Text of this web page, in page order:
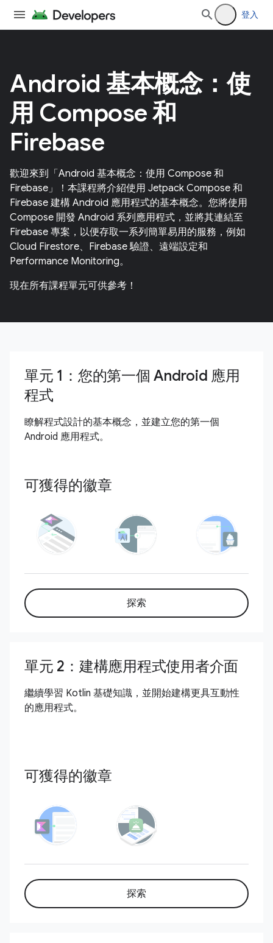
登入
Android 基本概念：使
用 Compose 和
Firebase
歡迎來到「Android 基本概念：使用 Compose 和
Firebase」！本課程將介紹使用 Jetpack Compose 和
Firebase 建構 Android 應用程式的基本概念。您將使用
Compose 開發 Android 系列應用程式，並將其連結至
Firebase 專案，以便存取一系列簡單易用的服務，例如
Cloud Firestore、Firebase 驗證、遠端設定和
Performance Monitoring。
現在所有課程單元可供參考！
單元 1：您的第一個 Android 應用
程式
瞭解程式設計的基本概念，並建立您的第一個
Android 應用程式。
可獲得的徽章
探索
單元 2：建構應用程式使用者介面
繼續學習 Kotlin 基礎知識，並開始建構更具互動性
的應用程式。
可獲得的徽章
探索